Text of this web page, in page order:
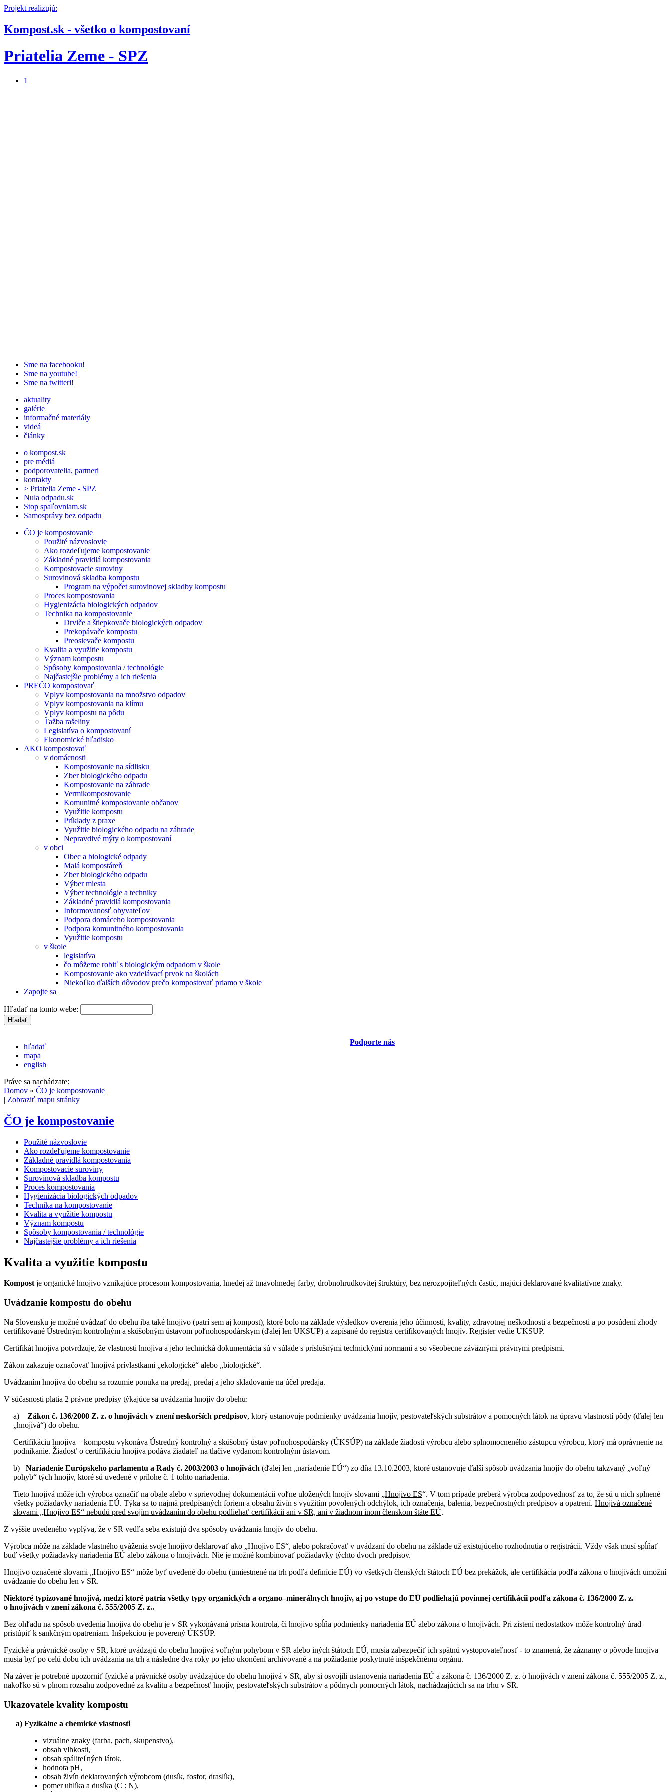
Projekt realizujú:
Kompost.sk - všetko o kompostovaní
Priatelia Zeme - SPZ
1
Sme na facebooku!
Sme na youtube!
Sme na twitteri!
aktuality
galérie
informačné materiály
videá
články
o kompost.sk
pre médiá
podporovatelia, partneri
kontakty
> Priatelia Zeme - SPZ
Nula odpadu.sk
Stop spaľovniam.sk
Samosprávy bez odpadu
ČO je kompostovanie
Použité názvoslovie
Ako rozdeľujeme kompostovanie
Základné pravidlá kompostovania
Kompostovacie suroviny
Surovinová skladba kompostu
Program na výpočet surovinovej skladby kompostu
Proces kompostovania
Hygienizácia biologických odpadov
Technika na kompostovanie
Drviče a štiepkovače biologických odpadov
Prekopávače kompostu
Preosievače kompostu
Kvalita a využitie kompostu
Význam kompostu
Spôsoby kompostovania / technológie
Najčastejšie problémy a ich riešenia
PREČO kompostovať
Vplyv kompostovania na množstvo odpadov
Vplyv kompostovania na klímu
Vplyv kompostu na pôdu
Ťažba rašeliny
Legislatíva o kompostovaní
Ekonomické hľadisko
AKO kompostovať
v domácnosti
Kompostovanie na sídlisku
Zber biologického odpadu
Kompostovanie na záhrade
Vermikompostovanie
Komunitné kompostovanie občanov
Využitie kompostu
Príklady z praxe
Využitie biologického odpadu na záhrade
Nepravdivé mýty o kompostovaní
v obci
Obec a biologické odpady
Malá kompostáreň
Zber biologického odpadu
Výber miesta
Výber technológie a techniky
Základné pravidlá kompostovania
Informovanosť obyvateľov
Podpora domáceho kompostovania
Podpora komunitného kompostovania
Využitie kompostu
v škole
legislatíva
čo môžeme robiť s biologickým odpadom v škole
Kompostovanie ako vzdelávací prvok na školách
Niekoľko ďalších dôvodov prečo kompostovať priamo v škole
Zapojte sa
Hľadať na tomto webe:
Podporte nás
hľadať
mapa
english
Práve sa nachádzate:
Domov » ČO je kompostovanie
| Zobraziť mapu stránky
ČO je kompostovanie
Použité názvoslovie
Ako rozdeľujeme kompostovanie
Základné pravidlá kompostovania
Kompostovacie suroviny
Surovinová skladba kompostu
Proces kompostovania
Hygienizácia biologických odpadov
Technika na kompostovanie
Kvalita a využitie kompostu
Význam kompostu
Spôsoby kompostovania / technológie
Najčastejšie problémy a ich riešenia
Kvalita a využitie kompostu
Kompostje organické hnojivo vznikajúce procesom kompostovania, hnedej až tmavohnedej farby, drobnohrudkovitej štruktúry, bez nerozpojiteľných častíc, majúci deklarované kvalitatívne znaky.
Uvádzanie kompostu do obehu
Na Slovensku je možné uvádzať do obehu iba také hnojivo (patrí sem aj kompost), ktoré bolo na základe výsledkov overenia jeho účinnosti, kvality, zdravotnej neškodnosti a bezpečnosti a po posúdení zhody
certifikované Ústredným kontrolným a skúšobným ústavom poľnohospodárskym (ďalej len UKSUP) a zapísané do registra certifikovaných hnojív. Register vedie UKSUP.
Certifikát hnojiva potvrdzuje, že vlastnosti hnojiva a jeho technická dokumentácia sú v súlade s príslušnými technickými normami a so všeobecne záväznými právnymi predpismi.
Zákon zakazuje označovať hnojivá prívlastkami „ekologické“ alebo „biologické“.
Uvádzaním hnojiva do obehu sa rozumie ponuka na predaj, predaj a jeho skladovanie na účel predaja.
V súčasnosti platia 2 právne predpisy týkajúce sa uvádzania hnojív do obehu:
a) Zákon č. 136/2000 Z. z. o hnojivách v znení neskorších predpisov, ktorý ustanovuje podmienky uvádzania hnojív, pestovateľských substrátov a pomocných látok na úpravu vlastností pôdy (ďalej len
„hnojivá“) do obehu.
Certifikáciu hnojiva – kompostu vykonáva Ústredný kontrolný a skúšobný ústav poľnohospodársky (ÚKSÚP) na základe žiadosti výrobcu alebo splnomocneného zástupcu výrobcu, ktorý má oprávnenie na
podnikanie. Žiadosť o certifikáciu hnojiva podáva žiadateľ na tlačive vydanom kontrolným ústavom.
b) Nariadenie Európskeho parlamentu a Rady č. 2003/2003 o hnojivách (ďalej len „nariadenie EÚ“) zo dňa 13.10.2003, ktoré ustanovuje ďalší spôsob uvádzania hnojív do obehu takzvaný „voľný
pohyb“ tých hnojív, ktoré sú uvedené v prílohe č. 1 tohto nariadenia.
Tieto hnojivá môže ich výrobca označiť na obale alebo v sprievodnej dokumentácii voľne uložených hnojív slovami „Hnojivo ES“. V tom prípade preberá výrobca zodpovednosť za to, že sú u nich splnené
všetky požiadavky nariadenia EÚ. Týka sa to najmä predpísaných foriem a obsahu živín s využitím povolených odchýlok, ich označenia, balenia, bezpečnostných predpisov a opatrení. Hnojivá označené
slovami „Hnojivo ES“ nebudú pred svojím uvádzaním do obehu podliehať certifikácii ani v SR, ani v žiadnom inom členskom štáte EÚ.
Z vyššie uvedeného vyplýva, že v SR vedľa seba existujú dva spôsoby uvádzania hnojív do obehu.
Výrobca môže na základe vlastného uváženia svoje hnojivo deklarovať ako „Hnojivo ES“, alebo pokračovať v uvádzaní do obehu na základe už existujúceho rozhodnutia o registrácii. Vždy však musí spĺňať
buď všetky požiadavky nariadenia EÚ alebo zákona o hnojivách. Nie je možné kombinovať požiadavky týchto dvoch predpisov.
Hnojivo označené slovami „Hnojivo ES“ môže byť uvedené do obehu (umiestnené na trh podľa definície EÚ) vo všetkých členských štátoch EÚ bez prekážok, ale certifikácia podľa zákona o hnojivách umožní
uvádzanie do obehu len v SR.
Niektoré typizované hnojivá, medzi ktoré patria všetky typy organických a organo–minerálnych hnojív, aj po vstupe do EÚ podliehajú povinnej certifikácii podľa zákona č. 136/2000 Z. z.
o hnojivách v znení zákona č. 555/2005 Z. z..
Bez ohľadu na spôsob uvedenia hnojiva do obehu je v SR vykonávaná prísna kontrola, či hnojivo spĺňa podmienky nariadenia EÚ alebo zákona o hnojivách. Pri zistení nedostatkov môže kontrolný úrad
pristúpiť k sankčným opatreniam. Inšpekciou je poverený ÚKSÚP.
Fyzické a právnické osoby v SR, ktoré uvádzajú do obehu hnojivá voľným pohybom v SR alebo iných štátoch EÚ, musia zabezpečiť ich spätnú vystopovateľnosť - to znamená, že záznamy o pôvode hnojiva
musia byť po celú dobu ich uvádzania na trh a následne dva roky po jeho ukončení archivované a na požiadanie poskytnuté inšpekčnému orgánu.
Na záver je potrebné upozorniť fyzické a právnické osoby uvádzajúce do obehu hnojivá v SR, aby si osvojili ustanovenia nariadenia EÚ a zákona č. 136/2000 Z. z. o hnojivách v znení zákona č. 555/2005 Z. z.,
nakoľko sú v plnom rozsahu zodpovedné za kvalitu a bezpečnosť hnojív, pestovateľských substrátov a pôdnych pomocných látok, nachádzajúcich sa na trhu v SR.
Ukazovatele kvality kompostu
a) Fyzikálne a chemické vlastnosti
vizuálne znaky (farba, pach, skupenstvo),
obsah vlhkosti,
obsah spáliteľných látok,
hodnota pH,
obsah živín deklarovaných výrobcom (dusík, fosfor, draslík),
pomer uhlíka a dusíka (C : N),